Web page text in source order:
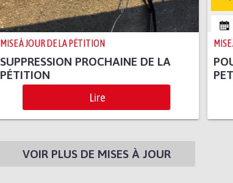
MISE À JOUR DE LA PÉTITION
SUPPRESSION PROCHAINE DE LA
PÉTITION
Lire
VOIR PLUS DE MISES À JOUR